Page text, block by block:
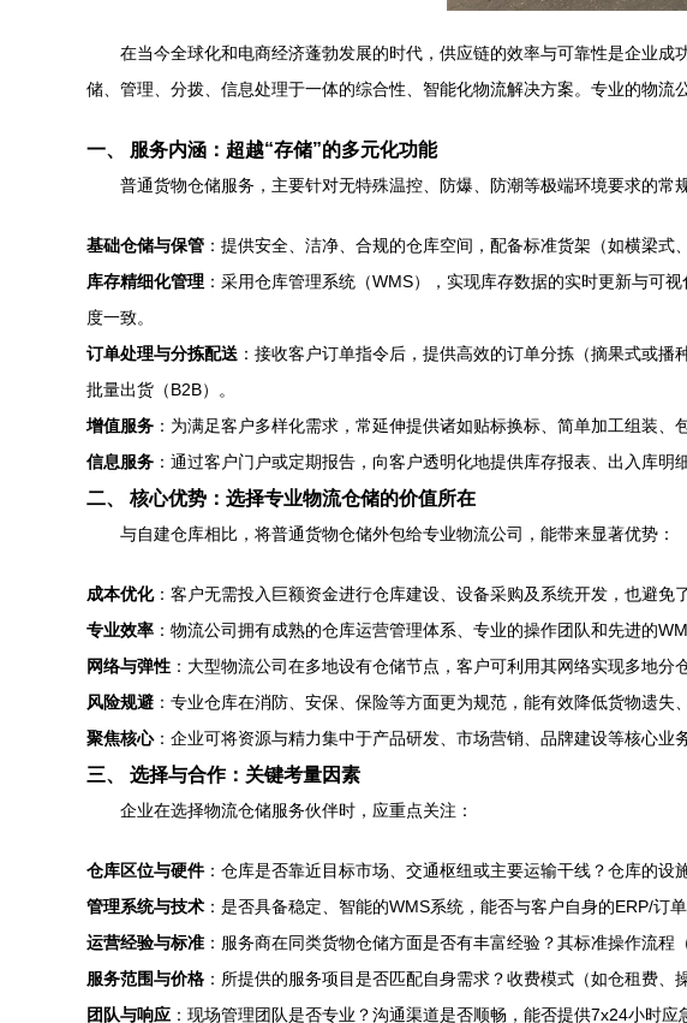
在当今全球化和电商经济蓬勃发展的时代，供应链的效率与可靠性是企业
储、管理、分拨、信息处理于一体的综合性、智能化物流解决方案。专业的物
一、 服务内涵：超越“存储”的多元化功能
普通货物仓储服务，主要针对无特殊温控、防爆、防潮等极端环境要求的
基础仓储与保管 ：提供安全、洁净、合规的仓库空间，配备标准货架（如横梁
库存精细化管理 ：采用仓库管理系统（WMS），实现库存数据的实时更新与可
度一致。
订单处理与分拣配送 ：接收客户订单指令后，提供高效的订单分拣（摘果式或
批量出货（B2B）。
增值服务 ：为满足客户多样化需求，常延伸提供诸如贴标换标、简单加工组装
信息服务 ：通过客户门户或定期报告，向客户透明化地提供库存报表、出入库
二、 核心优势：选择专业物流仓储的价值所在
与自建仓库相比，将普通货物仓储外包给专业物流公司，能带来显著优势：
成本优化：客户无需投入巨额资金进行仓库建设、设备采购及系统开发，也避免
专业效率 ：物流公司拥有成熟的仓库运营管理体系、专业的操作团队和先进的
网络与弹性 ：大型物流公司在多地设有仓储节点，客户可利用其网络实现多地
风险规避 ：专业仓库在消防、安保、保险等方面更为规范，能有效降低货物遗
聚焦核心：企业可将资源与精力集中于产品研发、市场营销、品牌建设等核心业
三、 选择与合作：关键考量因素
企业在选择物流仓储服务伙伴时，应重点关注：
仓库区位与硬件：仓库是否靠近目标市场、交通枢纽或主要运输干线？仓库的设
管理系统与技术 ：是否具备稳定、智能的WMS系统，能否与客户自身的ERP/订
运营经验与标准 ：服务商在同类货物仓储方面是否有丰富经验？其标准操作流
服务范围与价格 ：所提供的服务项目是否匹配自身需求？收费模式（如仓租费、
团队与响应 ：现场管理团队是否专业？沟通渠道是否顺畅，能否提供7x24小时应